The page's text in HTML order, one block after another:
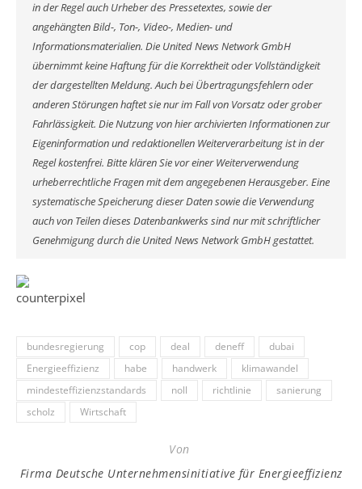
in der Regel auch Urheber des Pressetextes, sowie der
angehängten Bild-, Ton-, Video-, Medien- und
Informationsmaterialien. Die United News Network GmbH
übernimmt keine Haftung für die Korrektheit oder Vollständigkeit
der dargestellten Meldung. Auch bei Übertragungsfehlern oder
anderen Störungen haftet sie nur im Fall von Vorsatz oder grober
Fahrlässigkeit. Die Nutzung von hier archivierten Informationen zur
Eigeninformation und redaktionellen Weiterverarbeitung ist in der
Regel kostenfrei. Bitte klären Sie vor einer Weiterverwendung
urheberrechtliche Fragen mit dem angegebenen Herausgeber. Eine
systematische Speicherung dieser Daten sowie die Verwendung
auch von Teilen dieses Datenbankwerks sind nur mit schriftlicher
Genehmigung durch die United News Network GmbH gestattet.
bundesregierung cop deal deneff
dubai
Energieeffizienz
habe handwerk
klimawandel
mindesteffizienzstandards
noll richtlinie
sanierung
scholz
Wirtschaft
Von
Firma Deutsche Unternehmensinitiative für Energieeffizienz